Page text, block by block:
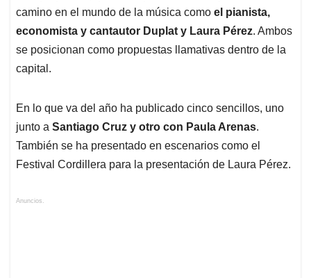
camino en el mundo de la música como el pianista,
economista y cantautor Duplat y Laura Pérez. Ambos
se posicionan como propuestas llamativas dentro de la
capital.
En lo que va del año ha publicado cinco sencillos, uno
junto a Santiago Cruz y otro con Paula Arenas.
También se ha presentado en escenarios como el
Festival Cordillera para la presentación de Laura Pérez.
Anuncios.